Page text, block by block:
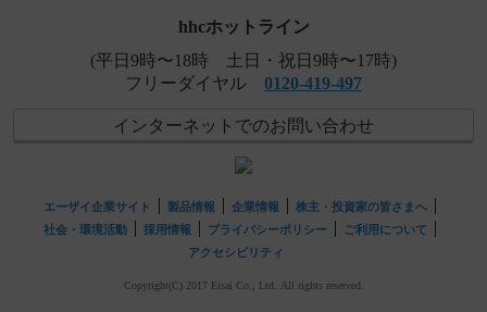
hhcホットライン
(平日9時〜18時 土日・祝日9時〜17時)
フリーダイヤル 0120-419-497
インターネットでのお問い合わせ
エーザイ企業サイト 製品情報 企業情報
株主・投資家の皆さまへ
社会・環境活動
採用情報 プライバシーポリシー
ご利用について
アクセシビリティ
Copyright(C) 2017 Eisai Co., Ltd. All rights reserved.